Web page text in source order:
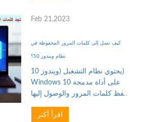
وإصدارات مطورة من أجهزة
Feb 21,2023
كيف تصل إلى كلمات المرور المحفوظة في
نظام ويندوز 10؟
يحتوي نظام التشغيل (ويندوز 10)
Windows 10 على أداة مدمجة
لحفظ كلمات المرور والوصول إليها
بقائمة بكل كلمات المرور، ويتيح
اقرأ أكثر